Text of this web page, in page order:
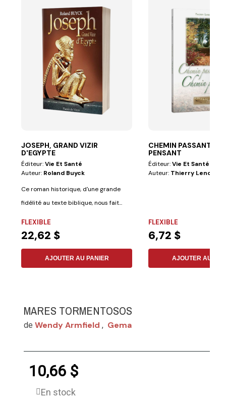
JOSEPH, GRAND VIZIR
D'EGYPTE
Éditeur:Vie Et Santé
Auteur: Roland Buyck
Ce roman historique, d'une grande
fidélité au texte biblique, nous fait...
FLEXIBLE
22,62 $
AJOUTER AU PANIER
CHEMIN PASSANT,
PENSANT
Éditeur:Vie Et Santé
Auteur: Thierry Lenoir
FLEXIBLE
6,72 $
AJOUTER AU
MARES TORMENTOSOS
deWendy Armfield , Gema
10,66 $
En stock